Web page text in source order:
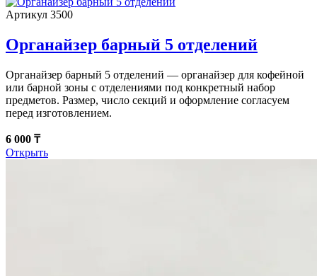
Артикул 3500
Органайзер барный 5 отделений
Органайзер барный 5 отделений — органайзер для кофейной
или барной зоны с отделениями под конкретный набор
предметов. Размер, число секций и оформление согласуем
перед изготовлением.
6 000 ₸
Открыть